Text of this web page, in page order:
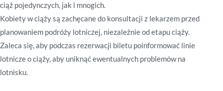
ciąż pojedynczych, jak i mnogich.
Kobiety w ciąży są zachęcane do konsultacji z lekarzem przed
planowaniem podróży lotniczej, niezależnie od etapu ciąży.
Zaleca się, aby podczas rezerwacji biletu poinformować linie
lotnicze o ciąży, aby uniknąć ewentualnych problemów na
lotnisku.